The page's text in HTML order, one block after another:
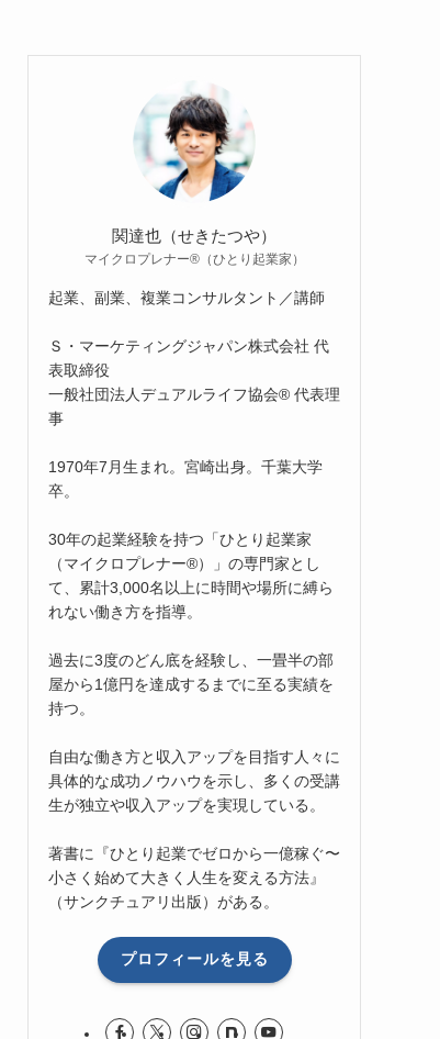
関達也（せきたつや）
マイクロプレナー®（ひとり起業家）
起業、副業、複業コンサルタント／講師
Ｓ・マーケティングジャパン株式会社 代
表取締役
一般社団法人デュアルライフ協会® 代表理
事
1970年7月生まれ。宮崎出身。千葉大学
卒。
30年の起業経験を持つ「ひとり起業家
（マイクロプレナー®）」の専門家とし
て、累計3,000名以上に時間や場所に縛ら
れない働き方を指導。
過去に3度のどん底を経験し、一畳半の部
屋から1億円を達成するまでに至る実績を
持つ。
自由な働き方と収入アップを目指す人々に
具体的な成功ノウハウを示し、多くの受講
生が独立や収入アップを実現している。
著書に『ひとり起業でゼロから一億稼ぐ〜
小さく始めて大きく人生を変える方法』
（サンクチュアリ出版）がある。
プロフィールを見る